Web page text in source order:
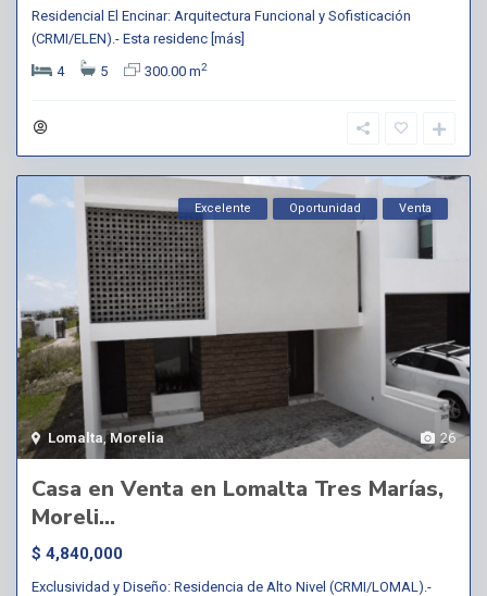
Residencial El Encinar: Arquitectura Funcional y Sofisticación
(CRMI/ELEN).- Esta residenc [más]
4
5 300.00 m2
26
Lomalta ,Morelia
Excelente Oportunidad Venta
Casa en Venta en Lomalta Tres Marías,
Moreli...
$ 4,840,000
Exclusividad y Diseño: Residencia de Alto Nivel (CRMI/LOMAL).-